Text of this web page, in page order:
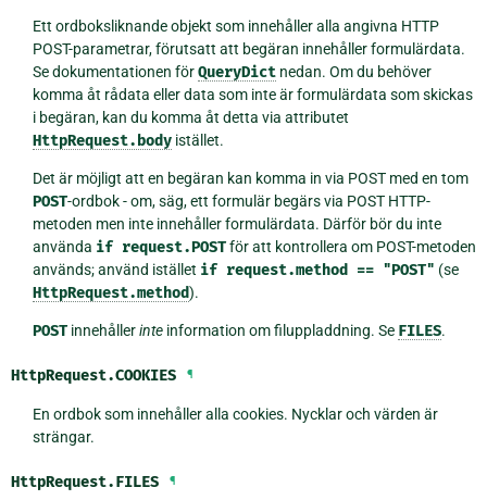
Ett ordboksliknande objekt som innehåller alla angivna HTTP
POST-parametrar, förutsatt att begäran innehåller formulärdata.
Se dokumentationen förQueryDictnedan. Om du behöver
komma åt rådata eller data som inte är formulärdata som skickas
i begäran, kan du komma åt detta via attributet
HttpRequest.bodyistället.
Det är möjligt att en begäran kan komma in via POST med en tom
POST-ordbok - om, säg, ett formulär begärs via POST HTTP-
metoden men inte innehåller formulärdata. Därför bör du inte
använda if request.POSTför att kontrollera om POST-metoden
används; använd istället if request.method == "POST" (se
HttpRequest.method).
POSTinnehållerinteinformation om filuppladdning. Se FILES.
HttpRequest.COOKIES ¶
En ordbok som innehåller alla cookies. Nycklar och värden är
strängar.
HttpRequest.FILES ¶